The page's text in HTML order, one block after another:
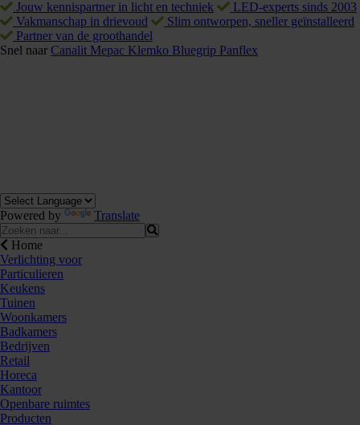
Jouw kennispartner in licht en techniek
LED-experts sinds 2003
Vakmanschap in drievoud
Slim ontworpen, sneller geïnstalleerd
Partner van de groothandel
Snel naar Canalit Mepac Klemko Bluegrip Panflex
Powered by Translate
Home
Verlichting voor
Particulieren
Keukens
Tuinen
Woonkamers
Badkamers
Bedrijven
Retail
Horeca
Kantoor
Openbare ruimtes
Producten